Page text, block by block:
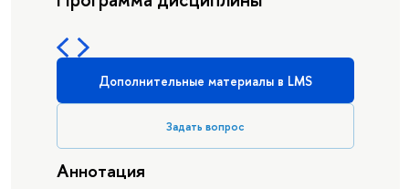
Дополнительные материалы в LMS
Задать вопрос
Аннотация